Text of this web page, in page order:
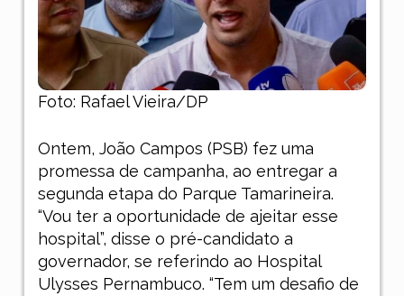
Foto: Rafael Vieira/DP
Ontem, João Campos (PSB) fez uma
promessa de campanha, ao entregar a
segunda etapa do Parque Tamarineira.
“Vou ter a oportunidade de ajeitar esse
hospital”, disse o pré-candidato a
governador, se referindo ao Hospital
Ulysses Pernambuco. “Tem um desafio de